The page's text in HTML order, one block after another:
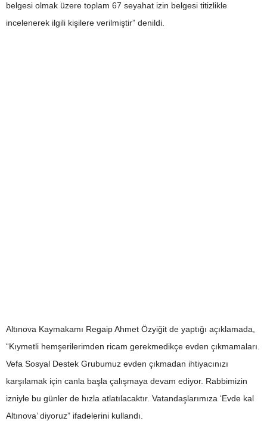
belgesi olmak üzere toplam 67 seyahat izin belgesi titizlikle
incelenerek ilgili kişilere verilmiştir” denildi.
Altınova Kaymakamı Regaip Ahmet Özyiğit de yaptığı açıklamada,
“Kıymetli hemşerilerimden ricam gerekmedikçe evden çıkmamaları.
Vefa Sosyal Destek Grubumuz evden çıkmadan ihtiyacınızı
karşılamak için canla başla çalışmaya devam ediyor. Rabbimizin
izniyle bu günler de hızla atlatılacaktır. Vatandaşlarımıza ‘Evde kal
Altınova’ diyoruz” ifadelerini kullandı.